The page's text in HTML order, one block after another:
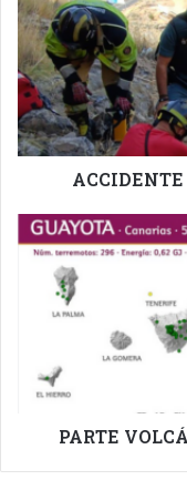
ESTA
MAÑANA.
PARTE
VOLCÁNICO
SEMANAL
GUAYOTA.
PARTE